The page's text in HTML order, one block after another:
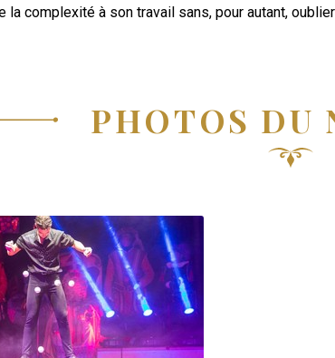
la complexité à son travail sans, pour autant,
PHOTOS DU